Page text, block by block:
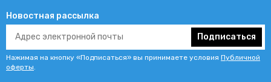
Новостная рассылка
Подписаться
Нажимая на кнопку «Подписаться» вы принимаете условия Публичной
оферты.